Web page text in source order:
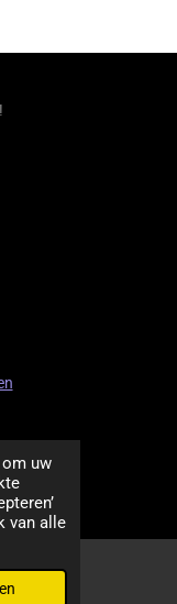
uw
van alle